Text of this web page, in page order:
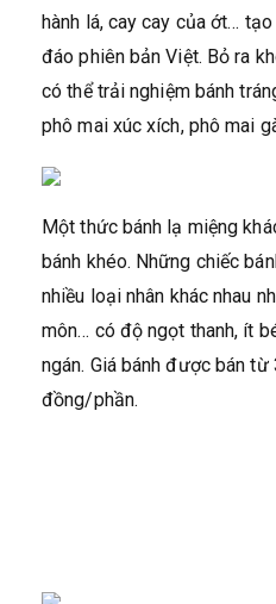
hành lá, cay cay của ớt…
đáo phiên bản Việt. Bỏ ra
có thể trải nghiệm bánh
phô mai xúc xích, phô mai
Một thức bánh lạ miệng
bánh khéo. Những chiếc
nhiều loại nhân khác nhau
môn… có độ ngọt thanh, ít
ngán. Giá bánh được bán
đồng/phần.